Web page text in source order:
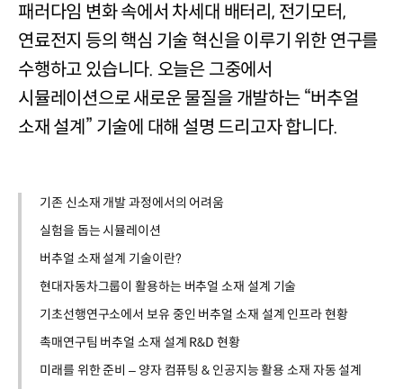
패러다임 변화 속에서 차세대 배터리, 전기모터,
연료전지 등의 핵심 기술 혁신을 이루기 위한 연구를
수행하고 있습니다. 오늘은 그중에서
시뮬레이션으로 새로운 물질을 개발하는 “버추얼
소재 설계” 기술에 대해 설명 드리고자 합니다.
기존 신소재 개발 과정에서의 어려움
실험을 돕는 시뮬레이션
버추얼 소재 설계 기술이란?
현대자동차그룹이 활용하는 버추얼 소재 설계 기술
기초선행연구소에서 보유 중인 버추얼 소재 설계 인프라 현황
촉매연구팀 버추얼 소재 설계 R&D 현황
미래를 위한 준비 – 양자 컴퓨팅 & 인공지능 활용 소재 자동 설계